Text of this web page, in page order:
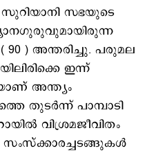
സഭയുടെ
) അന്തരിച്ചു. പരുമല
ഇന്ന്
അന്ത്യം
തുടർന്ന് പാമ്പാടി
വിശ്രമജീവിതം
സംസ്ക്കാരച്ചടങ്ങുകൾ